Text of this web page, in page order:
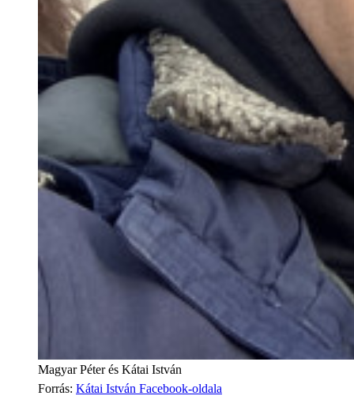
Magyar Péter és Kátai István
Forrás: Kátai István Facebook-oldala